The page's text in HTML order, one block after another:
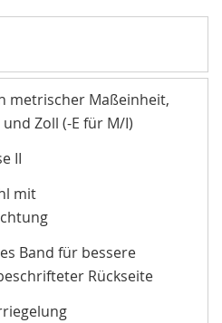
metrischer Maßeinheit,
Zoll (-E für M/I)
II
mit
Band für bessere
Rückseite